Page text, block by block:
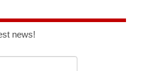
news!